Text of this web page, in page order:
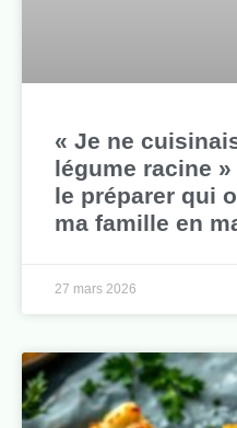
« Je ne
légume racine
le préparer qui
ma famille en
27 mars 2026